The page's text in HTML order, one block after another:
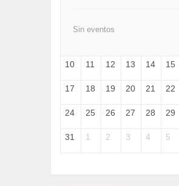
FRANCISCO (5)
HUGO ZÁRATE (30)
I A (2)
INDEPENDENCIA (15)
INTELIGENCIA ARTIFICIAL (1)
Sin eventos
10 11 12 13 14 15
17 18 19 20 21 22
24 25 26 27 28 29
31 1 2 3 4 5